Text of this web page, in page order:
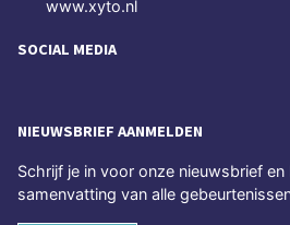
www.xyto.nl
SOCIAL MEDIA
NIEUWSBRIEF AANMELDEN
Schrijf je in voor onze nieuwsbrief
samenvatting van alle